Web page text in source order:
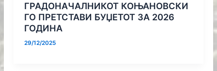
ГРАДОНАЧАЛНИКОТ КОЊАНОВСКИ
ГО ПРЕТСТАВИ БУЏЕТОТ ЗА 2026
ГОДИНА
29/12/2025